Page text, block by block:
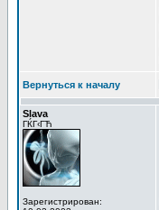
Вернуться к началу
Slava
ГЌГ‹ГЋ
Зарегистрирован: